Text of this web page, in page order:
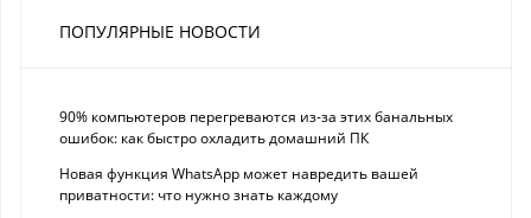
ПОПУЛЯРНЫЕ НОВОСТИ
90% компьютеров перегреваются из-за этих банальных
ошибок: как быстро охладить домашний ПК
Новая функция WhatsApp может навредить вашей
приватности: что нужно знать каждому